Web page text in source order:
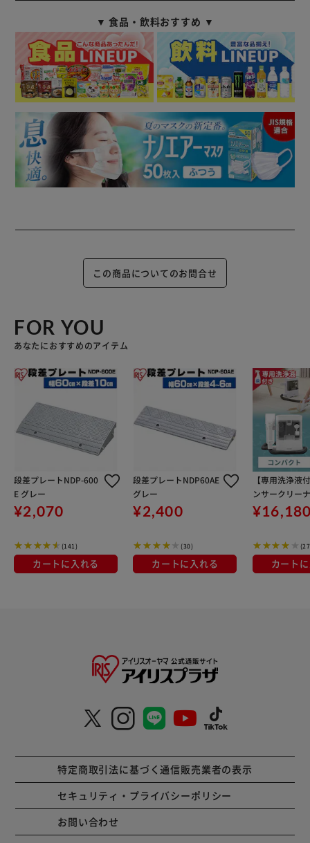
▼ 食品・飲料おすすめ ▼
この商品についてのお問合せ
FOR YOU
あなたにおすすめのアイテム
段差プレートNDP-600
E グレー
¥2,070
(141)
カートに入れる
段差プレートNDP60AE
グレー
¥2,400
(30)
カートに入れる
【専用洗浄液
ンサークリー
パクト 家庭用
ト ソファ 車
NS-300
カート
特定商取引法に基づく通信販売業者の表示
セキュリティ・プライバシーポリシー
お問い合わせ